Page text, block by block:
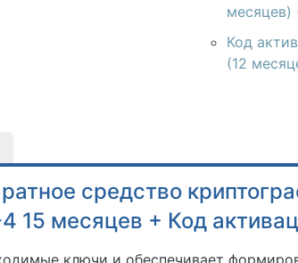
месяцев)
Код
(12
средство
15 месяцев + Код
ключи и обеспечивает